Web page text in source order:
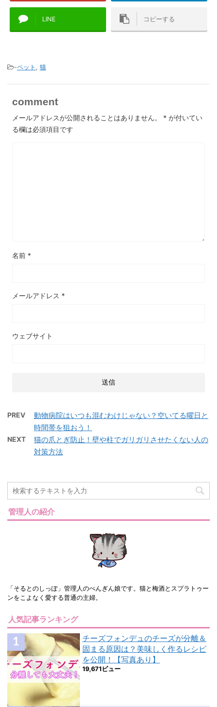
LINE コピーする
-ペット , 猫
comment
メールアドレスが公開されることはありません。 * が付いてい
る欄は必須項目です
名前 *
メールアドレス *
ウェブサイト
PREV
動物病院はいつも混むわけじゃない？空いてる曜日と
時間帯を狙おう！
NEXT
猫の爪とぎ防止！壁や柱でガリガリさせたくない人の
対策方法
管理人の紹介
「そるとのしっぽ」管理人のぺんぎん娘です。猫と梅酒とスプラトゥー
ンをこよなく愛する普通の主婦。
人気記事ランキング
チーズフォンデュのチーズが分離＆
固まる原因は？美味しく作るレシピ
を公開！【写真あり】
19,671ビュー